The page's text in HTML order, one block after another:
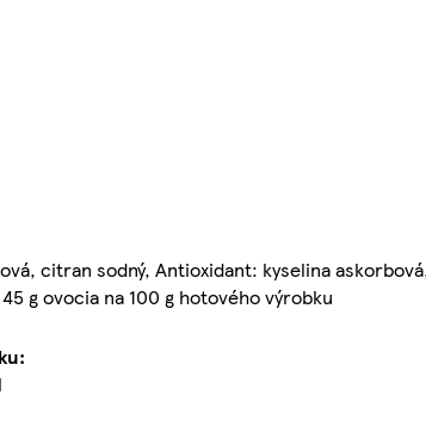
citran sodný, Antioxidant: kyselina
g ovocia na 100 g hotového výrobku